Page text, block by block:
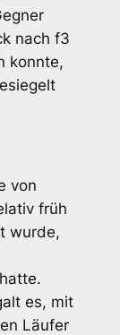
nach f3
konnte,
von
früh
wurde,
es, mit
Läufer